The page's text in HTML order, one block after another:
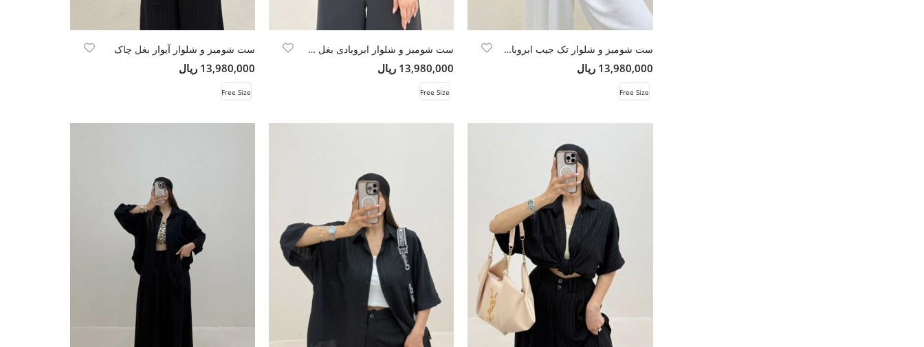
ست شومیز و شلوار تک جیب ابروبادی
13,980,000 ریال
Free Size
ست شومیز و شلوار ابروبادی بغل چاک
13,980,000 ریال
Free Size
ست شومیز و شلوار آیوار بغل چاک
13,980,000 ریال
Free Size